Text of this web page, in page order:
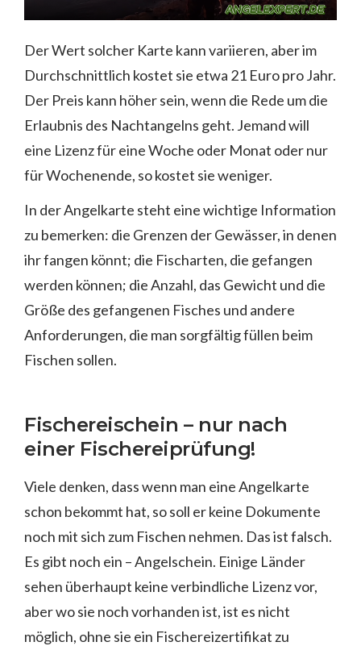
Der Wert solcher Karte kann variieren, aber im
Durchschnittlich kostet sie etwa 21 Euro pro Jahr.
Der Preis kann höher sein, wenn die Rede um die
Erlaubnis des Nachtangelns geht. Jemand will
eine Lizenz für eine Woche oder Monat oder nur
für Wochenende, so kostet sie weniger.
In der Angelkarte steht eine wichtige Information
zu bemerken: die Grenzen der Gewässer, in denen
ihr fangen könnt; die Fischarten, die gefangen
werden können; die Anzahl, das Gewicht und die
Größe des gefangenen Fisches und andere
Anforderungen, die man sorgfältig füllen beim
Fischen sollen.
Fischereischein – nur nach
einer Fischereiprüfung!
Viele denken, dass wenn man eine Angelkarte
schon bekommt hat, so soll er keine Dokumente
noch mit sich zum Fischen nehmen. Das ist falsch.
Es gibt noch ein – Angelschein. Einige Länder
sehen überhaupt keine verbindliche Lizenz vor,
aber wo sie noch vorhanden ist, ist es nicht
möglich, ohne sie ein Fischereizertifikat zu